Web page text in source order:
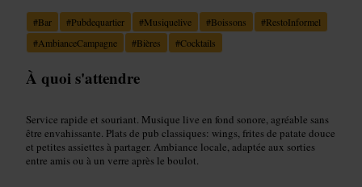
#Bar #Pubdequartier #Musiquelive #Boissons #RestoInformel
#AmbianceCampagne #Bières #Cocktails
À quoi s'attendre
Service rapide et souriant. Musique live en fond sonore, agréable sans
être envahissante. Plats de pub classiques: wings, frites de patate douce
et petites assiettes à partager. Ambiance locale, adaptée aux sorties
entre amis ou à un verre après le boulot.